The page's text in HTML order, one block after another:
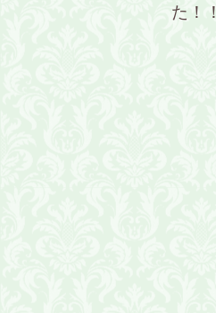
た！！